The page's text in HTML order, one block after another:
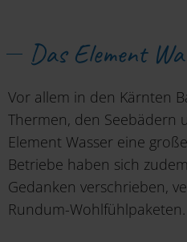
Das Element
Vor allem in den Kärnten
Thermen, den Seebädern
Element Wasser eine
Betriebe haben sich
Gedanken verschrieben,
Rundum-Wohlfühlpaketen.